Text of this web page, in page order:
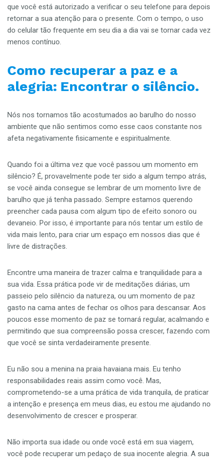
que você está autorizado a verificar o seu telefone para depois
retornar a sua atenção para o presente. Com o tempo, o uso
do celular tão frequente em seu dia a dia vai se tornar cada vez
menos contínuo.
Como recuperar a paz e a
alegria: Encontrar o silêncio.
Nós nos tornamos tão acostumados ao barulho do nosso
ambiente que não sentimos como esse caos constante nos
afeta negativamente fisicamente e espiritualmente.
Quando foi a última vez que você passou um momento em
silêncio? É, provavelmente pode ter sido a algum tempo atrás,
se você ainda consegue se lembrar de um momento livre de
barulho que já tenha passado. Sempre estamos querendo
preencher cada pausa com algum tipo de efeito sonoro ou
devaneio. Por isso, é importante para nós tentar um estilo de
vida mais lento, para criar um espaço em nossos dias que é
livre de distrações.
Encontre uma maneira de trazer calma e tranquilidade para a
sua vida. Essa prática pode vir de meditações diárias, um
passeio pelo silêncio da natureza, ou um momento de paz
gasto na cama antes de fechar os olhos para descansar. Aos
poucos esse momento de paz se tornará regular, acalmando e
permitindo que sua compreensão possa crescer, fazendo com
que você se sinta verdadeiramente presente.
Eu não sou a menina na praia havaiana mais. Eu tenho
responsabilidades reais assim como você. Mas,
comprometendo-se a uma prática de vida tranquila, de praticar
a intenção e presença em meus dias, eu estou me ajudando no
desenvolvimento de crescer e prosperar.
Não importa sua idade ou onde você está em sua viagem,
você pode recuperar um pedaço de sua inocente alegria. A sua